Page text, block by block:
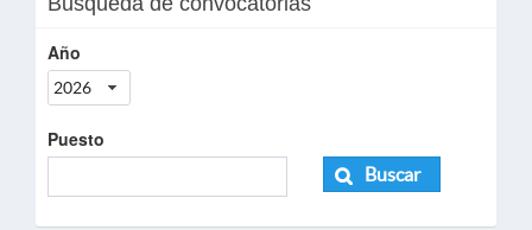
Año
2026
Puesto
Buscar